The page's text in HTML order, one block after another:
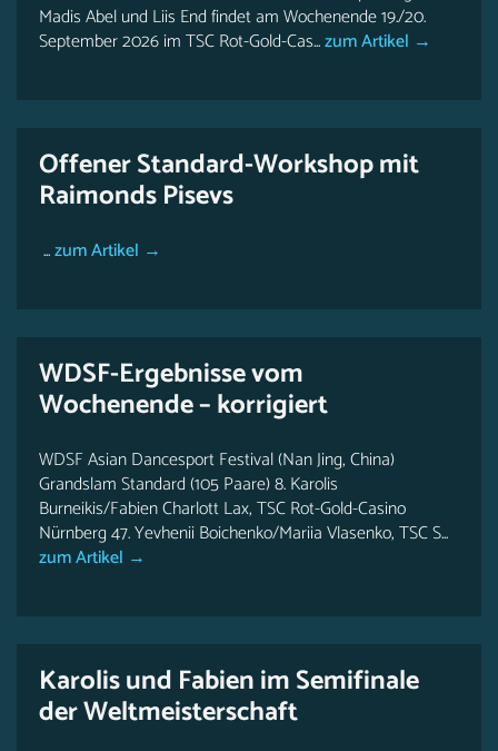
Madis Abel und Liis End findet am Wochenende 19./20.
September 2026 im TSC Rot-Gold-Cas...zum Artikel →
Offener Standard-Workshop mit
Raimonds Pisevs
...zum Artikel →
WDSF-Ergebnisse vom
Wochenende – korrigiert
WDSF Asian Dancesport Festival (Nan Jing, China)
Grandslam Standard (105 Paare) 8. Karolis
Burneikis/Fabien Charlott Lax, TSC Rot-Gold-Casino
Nürnberg 47. Yevhenii Boichenko/Mariia Vlasenko, TSC S...
zum Artikel →
Karolis und Fabien im Semifinale
der Weltmeisterschaft